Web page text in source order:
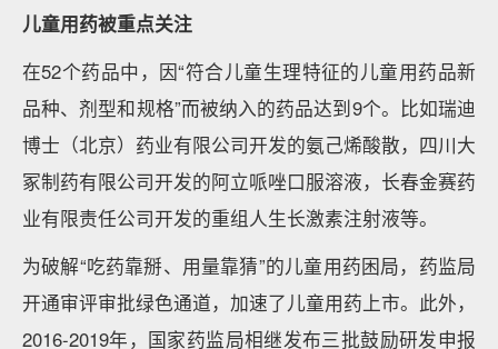
儿童用药被重点关注
在52个药品中，因“符合儿童生理特征的儿童用药品新
品种、剂型和规格”而被纳入的药品达到9个。比如瑞迪
博士（北京）药业有限公司开发的氨己烯酸散，四川大
冢制药有限公司开发的阿立哌唑口服溶液，长春金赛药
业有限责任公司开发的重组人生长激素注射液等。
为破解“吃药靠掰、用量靠猜”的儿童用药困局，药监局
开通审评审批绿色通道，加速了儿童用药上市。此外，
2016-2019年，国家药监局相继发布三批鼓励研发申报